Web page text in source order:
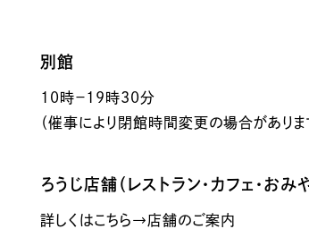
別館
10時－19時30分
（催事により閉館時間変更の場合がありま
ろうじ店舗（レストラン・カフェ・おみ
詳しくはこちら→店舗のご案内